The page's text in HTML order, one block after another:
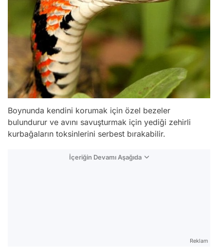
Boynunda kendini korumak için özel bezeler
bulundurur ve avını savuşturmak için yediği zehirli
kurbağaların toksinlerini serbest bırakabilir.
İçeriğin Devamı Aşağıda
Reklam